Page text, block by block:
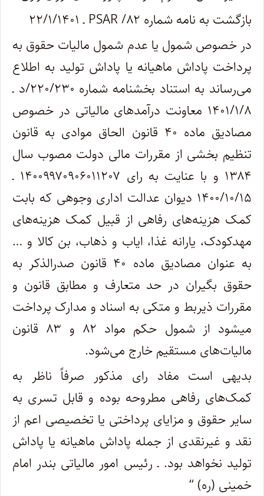
بازگشت به نامه شماره ۸۲/ PSAR ـ ۲۲/۱/۱۴۰۱
در خصوص شمول یا عدم شمول مالیات حقوق به
پرداخت پاداش ماهیانه یا پاداش تولید به اطلاع
می‌رساند به استناد بخشنامه شماره ۲۲۰/۲۳۰/د ـ
۱۴۰۱/۱/۸ معاونت درآمدهای مالیاتی در خصوص
مصادیق ماده ۴۰ قانون الحاق موادی به قانون
تنظیم بخشی از مقررات مالی دولت مصوب سال
۱۳۸۴ و با عنایت به رای ۱۴۰۰۹۹۷۰۹۰۶۰۱۱۲۰۷ ـ
۱۴۰۰/۱۰/۱۵ دیوان عدالت اداری وجوهی که بابت
کمک هزینه‌های رفاهی از قبیل کمک هزینه‌های
مهدکودک، یارانه غذا، ایاب و ذهاب، بن کالا و …
به عنوان مصادیق ماده ۴۰ قانون صدرالذکر به
حقوق بگیران در حد متعارف و مطابق قانون و
مقررات ذیربط و متکی به اسناد و مدارک پرداخت
می‎شود از شمول حکم مواد ۸۲ و ۸۳ قانون
مالیات‌های مستقیم خارج می‌شود.
بدیهی است مفاد رای مذکور صرفاً ناظر به
کمک‌های رفاهی مطروحه بوده و قابل تسری به
سایر حقوق و مزایای پرداختی یا تخصیصی اعم از
نقد و غیرنقدی از جمله پاداش ماهیانه یا پاداش
تولید نخواهد بود. ـ رئیس امور مالیاتی بندر امام
خمینی (ره) “